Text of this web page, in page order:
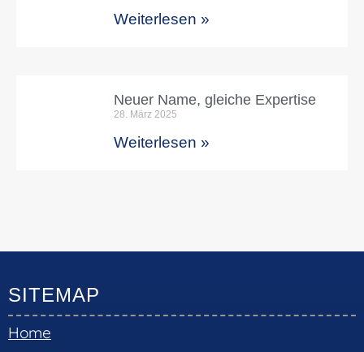
Weiterlesen »
Neuer Name, gleiche Expertise
28. März 2025
Weiterlesen »
SITEMAP
Home